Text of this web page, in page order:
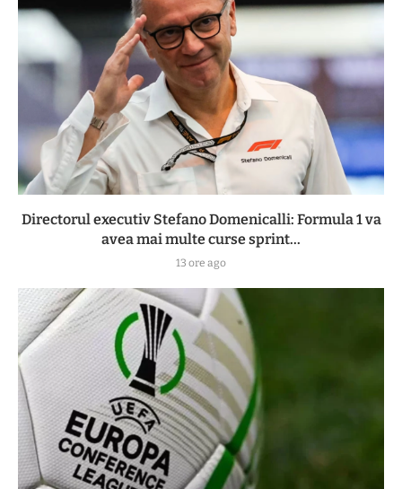
Directorul executiv Stefano Domenicalli: Formula 1 va
avea mai multe curse sprint...
13 ore ago